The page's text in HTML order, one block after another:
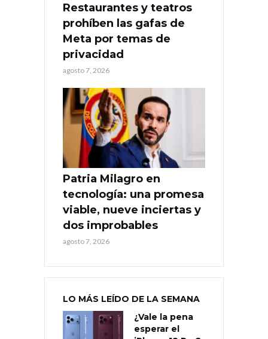
Restaurantes y teatros
prohíben las gafas de
Meta por temas de
privacidad
agosto 7, 2026
Patria Milagro en
tecnología: una promesa
viable, nueve inciertas y
dos improbables
agosto 7, 2026
LO MÁS LEÍDO DE LA SEMANA
¿Vale la pena
esperar el